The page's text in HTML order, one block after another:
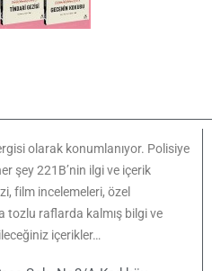
olarak konumlanıyor. Polisiye
şey 221B’nin ilgi ve içerik
film incelemeleri, özel
tozlu raflarda kalmış bilgi ve
içerikler…